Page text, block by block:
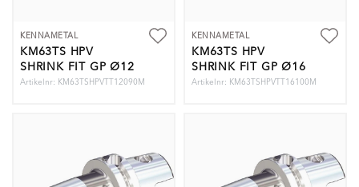
KENNAMETAL
KM63TS HPV
SHRINK FIT GP Ø12
X 90MM
Artikelnr: KM63TSHPVTT12090M
KENNAMETAL
KM63TS HPV
SHRINK FIT GP Ø16
X 100MM
Artikelnr: KM63TSHPVTT16100M